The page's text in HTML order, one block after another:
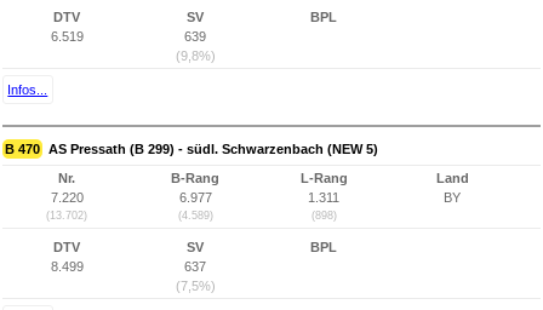
DTV
6.519
SV
639
(9,8%)
BPL
Infos...
B 470 AS Pressath (B 299) - südl. Schwarzenbach (NEW 5)
Nr.
7.220
(13.702)
B-Rang
6.977
(4.589)
L-Rang
1.311
(898)
Land
BY
DTV
8.499
SV
637
(7,5%)
BPL